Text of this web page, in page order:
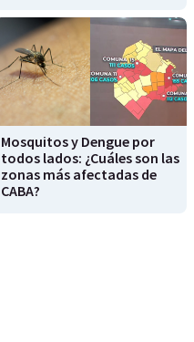
Mosquitos y Dengue por
todos lados: ¿Cuáles son las
zonas más afectadas de
CABA?